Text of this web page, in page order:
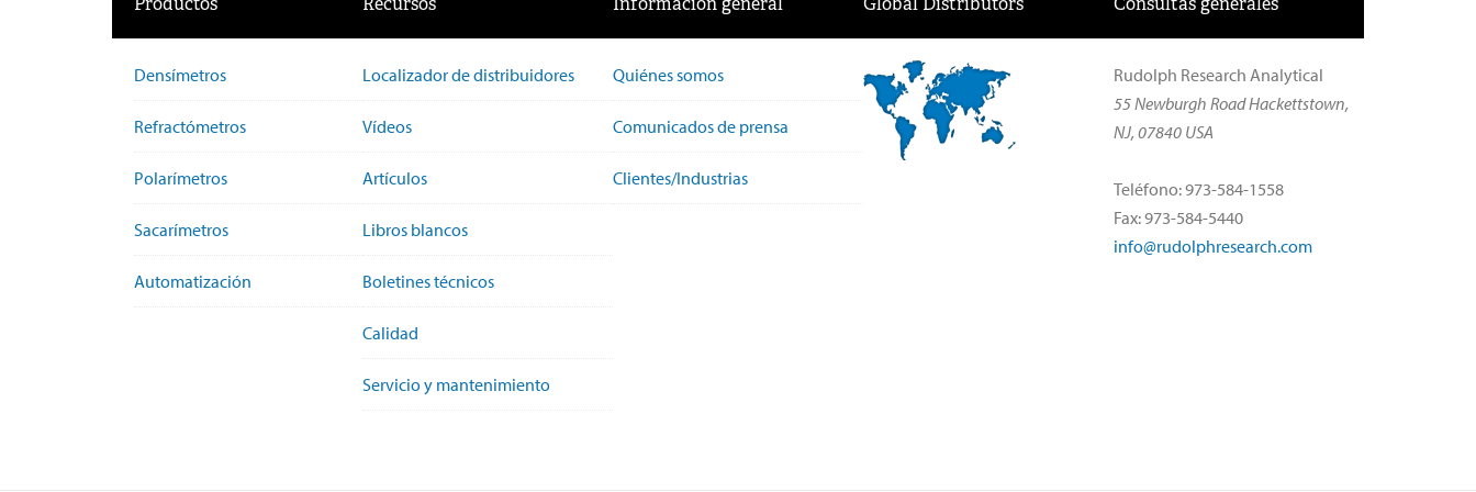
Densímetros
Refractómetros
Polarímetros
Sacarímetros
Automatización
Localizador de distribuidores
Vídeos
Artículos
Libros blancos
Boletines técnicos
Calidad
Servicio y mantenimiento
Quiénes somos
Comunicados de prensa
Clientes/Industrias
Rudolph Research Analytical
55 Newburgh Road Hackettstown,
NJ, 07840 USA
Teléfono: 973-584-1558
Fax: 973-584-5440
info@rudolphresearch.com